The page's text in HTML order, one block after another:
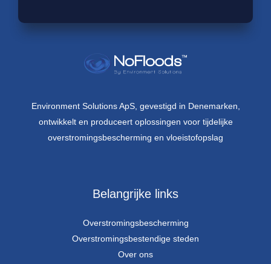
Environment Solutions ApS, gevestigd in Denemarken,
ontwikkelt en produceert oplossingen voor tijdelijke
overstromingsbescherming en vloeistofopslag
Belangrijke links
Overstromingsbescherming
Overstromingsbestendige steden
Over ons